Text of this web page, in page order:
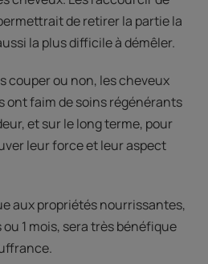
de retirer la partie la
la plus difficile à démêler.
couper ou non, les cheveux
ont faim de soins régénérants
et sur le long terme, pour
leur force et leur aspect
aux propriétés nourrissantes,
1 mois, sera très bénéfique